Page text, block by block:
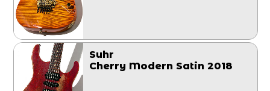
Suhr
Cherry Modern Satin 2018